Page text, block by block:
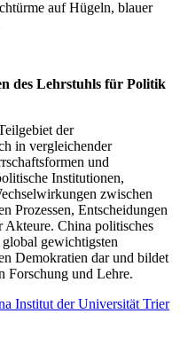
des Lehrstuhls für Politik
der
in vergleichender
und
Institutionen,
zwischen
Prozessen, Entscheidungen
China politisches
gewichtigsten
Demokratien dar und bildet
Forschung und Lehre.
Institut der Universität Trier